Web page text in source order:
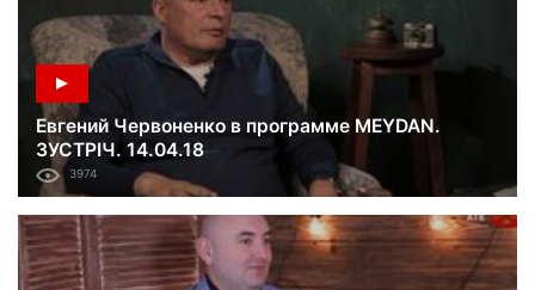
Евгений Червоненко в программе MEYDAN.
ЗУСТРІЧ. 14.04.18
3974